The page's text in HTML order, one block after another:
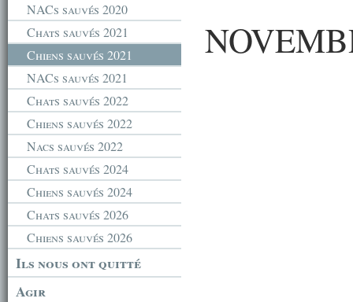
NACs sauvés 2020
Chats sauvés 2021
Chiens sauvés 2021
NACs sauvés 2021
Chats sauvés 2022
Chiens sauvés 2022
Nacs sauvés 2022
Chats sauvés 2024
Chiens sauvés 2024
Chats sauvés 2026
Chiens sauvés 2026
Ils nous ont quitté
Agir